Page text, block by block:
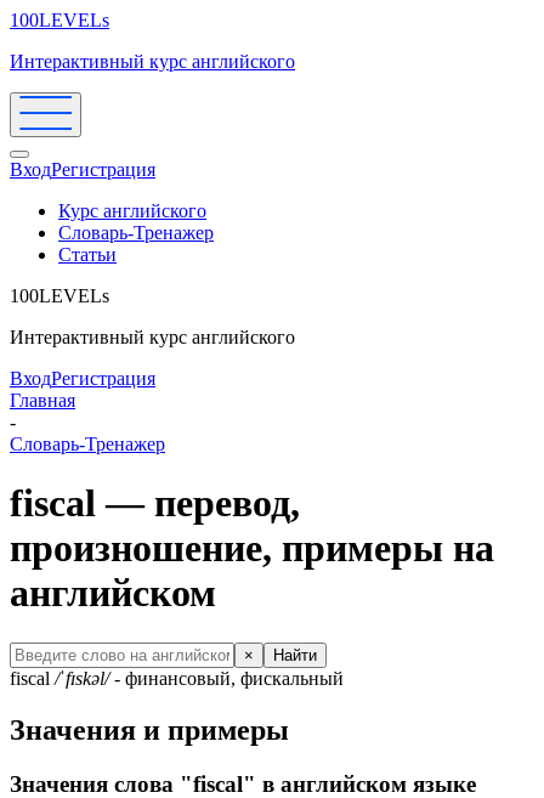
100LEVELs
Интерактивный курс английского
ВходРегистрация
Курс английского
Словарь-Тренажер
Статьи
100LEVELs
Интерактивный курс английского
ВходРегистрация
Главная
-
Словарь-Тренажер
fiscal — перевод,
произношение, примеры на
английском
× Найти
fiscal /ˈfɪskəl/- финансовый, фискальный
Значения и примеры
Значения слова "fiscal" в английском языке